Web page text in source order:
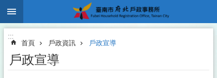
跳到主要內容區塊
:::
首頁 戶政資訊 戶政宣導
戶政宣導